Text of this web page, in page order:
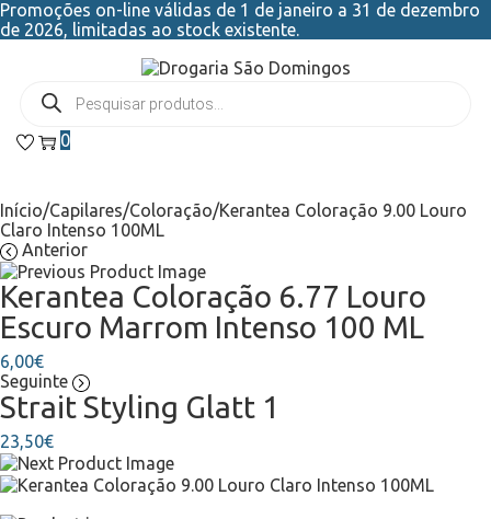
Promoções on-line válidas de 1 de janeiro a 31 de dezembro
de 2026, limitadas ao stock existente.
0
Início/Capilares/Coloração/Kerantea Coloração 9.00 Louro
Claro Intenso 100ML
Anterior
Kerantea Coloração 6.77 Louro
Escuro Marrom Intenso 100 ML
6,00€
Seguinte
Strait Styling Glatt 1
23,50€